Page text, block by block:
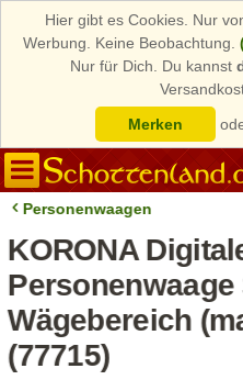
Hier gibt es Cookies. Nur
Werbung. Keine Beobachtung.
Nur für Dich. Du kannst
Merken
Personenwaagen
KORONA
Personenwaage
Wägebereich
(77715)